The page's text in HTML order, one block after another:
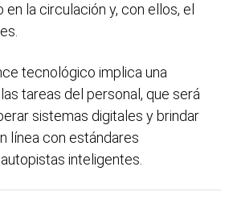
la circulación y, con ellos, el
tecnológico implica una
tareas del personal, que será
sistemas digitales y brindar
línea con estándares
inteligentes.